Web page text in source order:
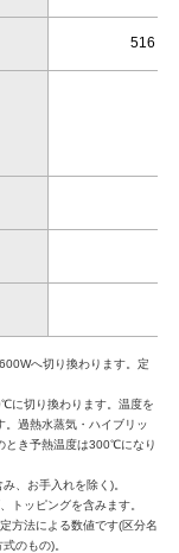
516
へ切り換わります。定
に切り換わります。温度を
過熱水蒸気・ハイブリッ
とき予熱温度は300℃になり
、お手入れを除く)。
トッピングを含みます。
方法による数値です(区分名
のもの)。